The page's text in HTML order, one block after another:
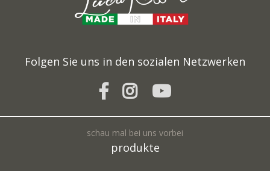
Folgen Sie uns in den sozialen Netzwerken
schau mal bei uns vorbei
produkte